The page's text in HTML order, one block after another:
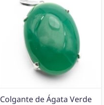
Colgante de Ágata Verde